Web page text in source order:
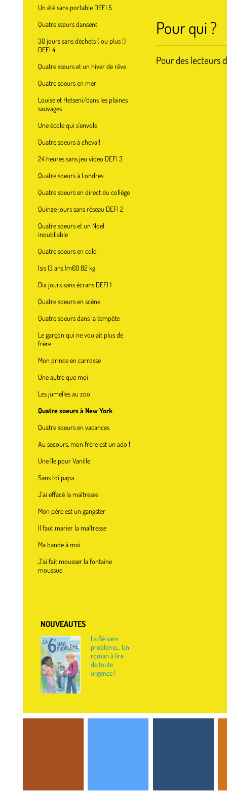
Un été sans portable DEFI 5
Quatre sœurs dansent
30 jours sans déchets ( ou plus !)
DEFI 4
Quatre sœurs et un hiver de rêve
Quatre soeurs en mer
Louise et Hetseni/dans les plaines
sauvages
Une école qui s'envole
Quatre soeurs à cheval!
24 heures sans jeu video DEFI 3
Quatre soeurs à Londres
Quatre soeurs en direct du collège
Quinze jours sans réseau DEFI 2
Quatre soeurs et un Noël
inoubliable
Quatre soeurs en colo
Isis 13 ans 1m60 82 kg
Dix jours sans écrans DEFI 1
Quatre soeurs en scène
Quatre soeurs dans la tempête
Le garçon qui ne voulait plus de
frère
Mon prince en carrosse
Une autre que moi
Les jumelles au zoo
Quatre soeurs à New York
Quatre soeurs en vacances
Au secours, mon frère est un ado !
Une île pour Vanille
Sans toi papa
J'ai effacé la maîtresse
Mon père est un gangster
Il faut marier la maîtresse
Ma bande à moi
J'ai fait mousser la fontaine
moussue
NOUVEAUTES
La 6è sans
problème... Un
roman à lire
de toute
urgence !
Pour qui ?
Pour des lecteurs